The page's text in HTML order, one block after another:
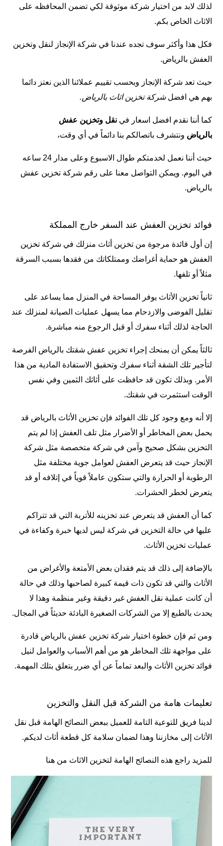
لذلك لابد من اختيار شركة موثوقة لكي تضمن المحافظه على
الاثاث الخاص بكم.
فكل هذا وأكثر سوف تجده عندنا في شركة الإنجاز لنقل وتخزين
العفش بالرياض.
حيث تعد شركة الإنجاز وبحسب تقييم عملائنا الذين نعتز دائما
بهم هي افضلشركة تخزين اثاث بالرياض.
كما أننا نقدم افضل اسعار في نقل وتخزين عفش
بالرياض ونتشرف باتصالكم بنا دائماً في أي وقت،
حيث أننا نعمل لخدمتكم طوال الاسبوع وعلى مدار 24 ساعه
في اليوم. ويمكن التواصل معنا على رقم شركة تخزين عفش
بالرياض.
فوائد تخزين العفش عند السفر خارج المملكة
إن أول فائدة مرجوة من تخزين أثاث منزلك في شركة تخزين
العفش هو حماية أغراضك وممتلكاتك من فقدها بسبب السرقة
مثلاً أو تلفها.
ثانياً تخزين الأثاث يوفر المساحة في المنزل مما يساعد على
تقليل الفوضى والازدحام مما يسهل عمليات الصيانة لمنزلك عند
الحاجة لذلك أثناء سفرك أو قبل الرجوع منه مباشرة.
ثالثاً يمكن أن يمنحك إجراء تخزين عفش شقتك بالرياض الفرصة
لتأجير تلك الشقة أثناء سفرك وتحقيق الاستفادة المادية من هذا
الأمر. وبذلك تكون قد حافظت على أثاثك الثمين وفي نفس
الوقت استثمرت في شقتك.
إلا أنه ومع وجود كل تلك الفوائد فإن تخزين الأثاث بالرياض قد
يحمل بعض المخاطر أو الأضرار مثل تلف العفش إذا لم يتم
التخزين بشكل صحيح وآمن في شركة متخصصة مثل شركة
الإنجاز حيث قد يتعرض العفش لعوامل جوية مختلفة مثل
الرطوبة أو الحرارة والتي ستكون عاملاً قوياً في إتلافه أو قد
يتعرض لخطر الحشرات.
كما أن العفش قد يتعرض عند تخزينه للأتربة التي قد تتراكم
عليها في حالة التخزين في شركة ليس لديها خبرة وكفاءة في
عمليات تخزين الأثاث.
بالإضافة إلى ذلك قد يتم فقدان بعض الأمتعة والأغراض من
الأثاث والتي قد تكون ذات قيمة كبيرة لصاحبها وذلك في حالة
أن كانت عملية نقل العفش غير دقيقة وغير منظمة وهذا لا
يحدث بالطبع إلا من الشركات الصغيرة البادئة حديثاً في المجال.
ومن ثم فإن خطوة اختيار شركة تخزين عفش بالرياض قادرة
على مواجهة تلك المخاطر هو من أهم الأسباب والعوامل لنيل
فوائد تخزين الأثاث والبعد تماماً عن أي ضرر يتعلق بتلك المهمة.
تعليمات هامة من الشركة قبل النقل والتخزين
لدينا فريق للتوعية التامة للعميل ببعض النصائح الهامة قبل نقل
الأثاث إلى مخازننا وهذا لضمان سلامة كل قطعة أثاث لديكم.
للمزيد راجع هذه النصائح الهامة لتخزين الاثاث من هنا